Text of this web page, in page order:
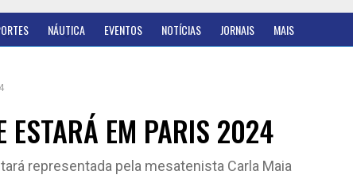
NÁUTICA EVENTOS NOTÍCIAS JORNAIS MAIS
ESTARÁ EM PARIS 2024
representada pela mesatenista Carla Maia